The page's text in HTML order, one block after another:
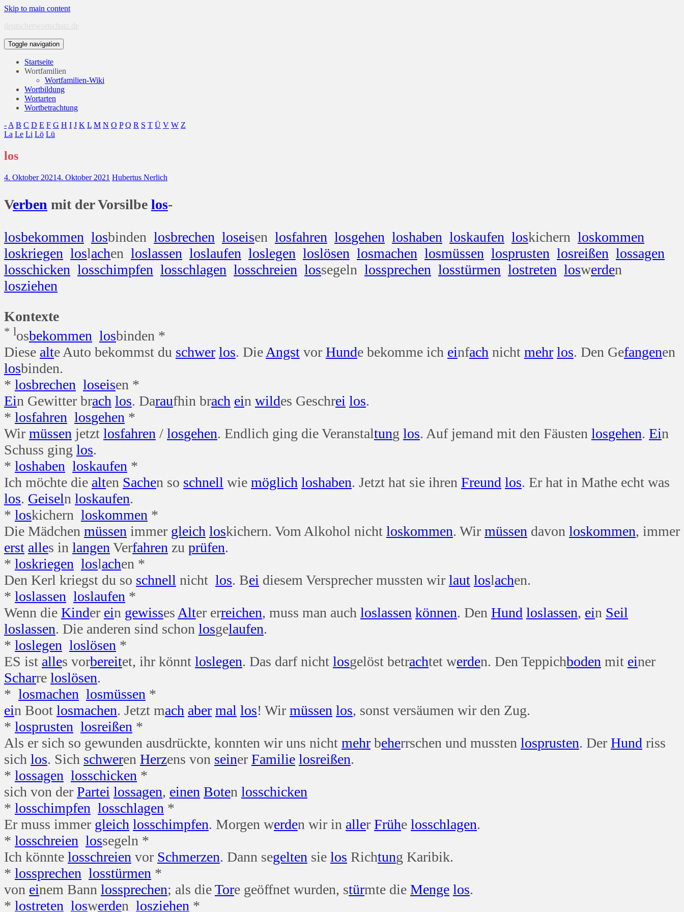
Skip to main content
deutscherwortschatz.de
Toggle navigation
Startseite
Wortfamilien
Wortfamilien-Wiki
Wortbildung
Wortarten
Wortbetrachtung
- A B C D E F G H I J K L M N O P Q R S T Ü V W Z
La Le Li Lö Lü
los
4. Oktober 20214. Oktober 2021 Hubertus Nerlich
Verben mit der Vorsilbe los-
losbekommen losbinden losbrechen loseisen losfahren losgehen loshaben loskaufen loskichern loskommen
loskriegen loslachen loslassen loslaufen loslegen loslösen losmachen losmüssen losprusten losreißen lossagen
losschicken losschimpfen losschlagen losschreien lossegeln lossprechen losstürmen lostreten loswerden
losziehen
Kontexte
* losbekommen losbinden *
Diese alte Auto bekommst du schwer los. Die Angst vor Hunde bekomme ich einfach nicht mehr los. Den Gefangenen
losbinden.
* losbrechen loseisen *
Ein Gewitter brach los. Daraufhin brach ein wildes Geschrei los.
* losfahren losgehen *
Wir müssen jetzt losfahren / losgehen. Endlich ging die Veranstaltung los. Auf jemand mit den Fäusten losgehen. Ein
Schuss ging los.
* loshaben loskaufen *
Ich möchte die alten Sachen so schnell wie möglich loshaben. Jetzt hat sie ihren Freund los. Er hat in Mathe echt was
los. Geiseln loskaufen.
* loskichern loskommen *
Die Mädchen müssen immer gleich loskichern. Vom Alkohol nicht loskommen. Wir müssen davon loskommen, immer
erst alles in langen Verfahren zu prüfen.
* loskriegen loslachen *
Den Kerl kriegst du so schnell nicht los. Bei diesem Versprecher mussten wir laut loslachen.
* loslassen loslaufen *
Wenn die Kinder ein gewisses Alter erreichen, muss man auch loslassen können. Den Hund loslassen, ein Seil
loslassen. Die anderen sind schon losgelaufen.
* loslegen loslösen *
ES ist alles vorbereitet, ihr könnt loslegen. Das darf nicht losgelöst betrachtet werden. Den Teppichboden mit einer
Scharre loslösen.
* losmachen losmüssen *
ein Boot losmachen. Jetzt mach aber mal los! Wir müssen los, sonst versäumen wir den Zug.
* losprusten losreißen *
Als er sich so gewunden ausdrückte, konnten wir uns nicht mehr beherrschen und mussten losprusten. Der Hund riss
sich los. Sich schweren Herzens von seiner Familie losreißen.
* lossagen losschicken *
sich von der Partei lossagen, einen Boten losschicken
* losschimpfen losschlagen *
Er muss immer gleich losschimpfen. Morgen werden wir in aller Frühe losschlagen.
* losschreien lossegeln *
Ich könnte losschreien vor Schmerzen. Dann segelten sie los Richtung Karibik.
* lossprechen losstürmen *
von einem Bann lossprechen; als dieTore geöffnet wurden, stürmte die Menge los.
* lostreten loswerden losziehen *